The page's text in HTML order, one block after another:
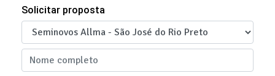
Solicitar proposta